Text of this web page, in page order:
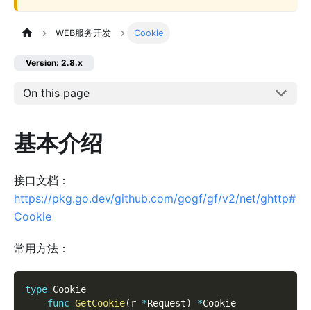
WEB服务开发 Cookie
Version: 2.8.x
On this page
基本介绍
接口文档：
https://pkg.go.dev/github.com/gogf/gf/v2/net/ghttp#
Cookie
常用方法：
type Cookie
func GetCookie( r *Request) *Cookie